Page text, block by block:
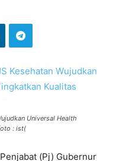
Universal Health
: ist(
Penjabat (Pj) Gubernur